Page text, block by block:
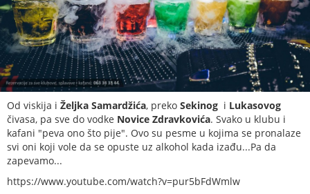
Od viskija i Željka Samardžića, preko Sekinog i Lukasovog
čivasa, pa sve do vodke Novice Zdravkovića. Svako u klubu i
kafani "peva ono što pije". Ovo su pesme u kojima se pronalaze
svi oni koji vole da se opuste uz alkohol kada izađu...Pa da
zapevamo...
https://www.youtube.com/watch?v=pur5bFdWmlw